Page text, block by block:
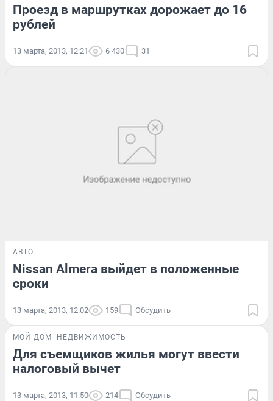
Проезд в маршрутках дорожает до 16
рублей
13 марта, 2013, 12:21 6 430 31
АВТО
Nissan Almera выйдет в положенные
сроки
13 марта, 2013, 12:02 159 Обсудить
МОЙ ДОМ НЕДВИЖИМОСТЬ
Для съемщиков жилья могут ввести
налоговый вычет
13 марта, 2013, 11:50 214 Обсудить